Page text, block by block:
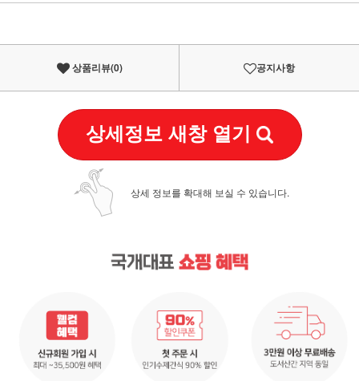
상품리뷰(0) 공지사항
상세정보 새창 열기
상세 정보를 확대해 보실 수 있습니다.